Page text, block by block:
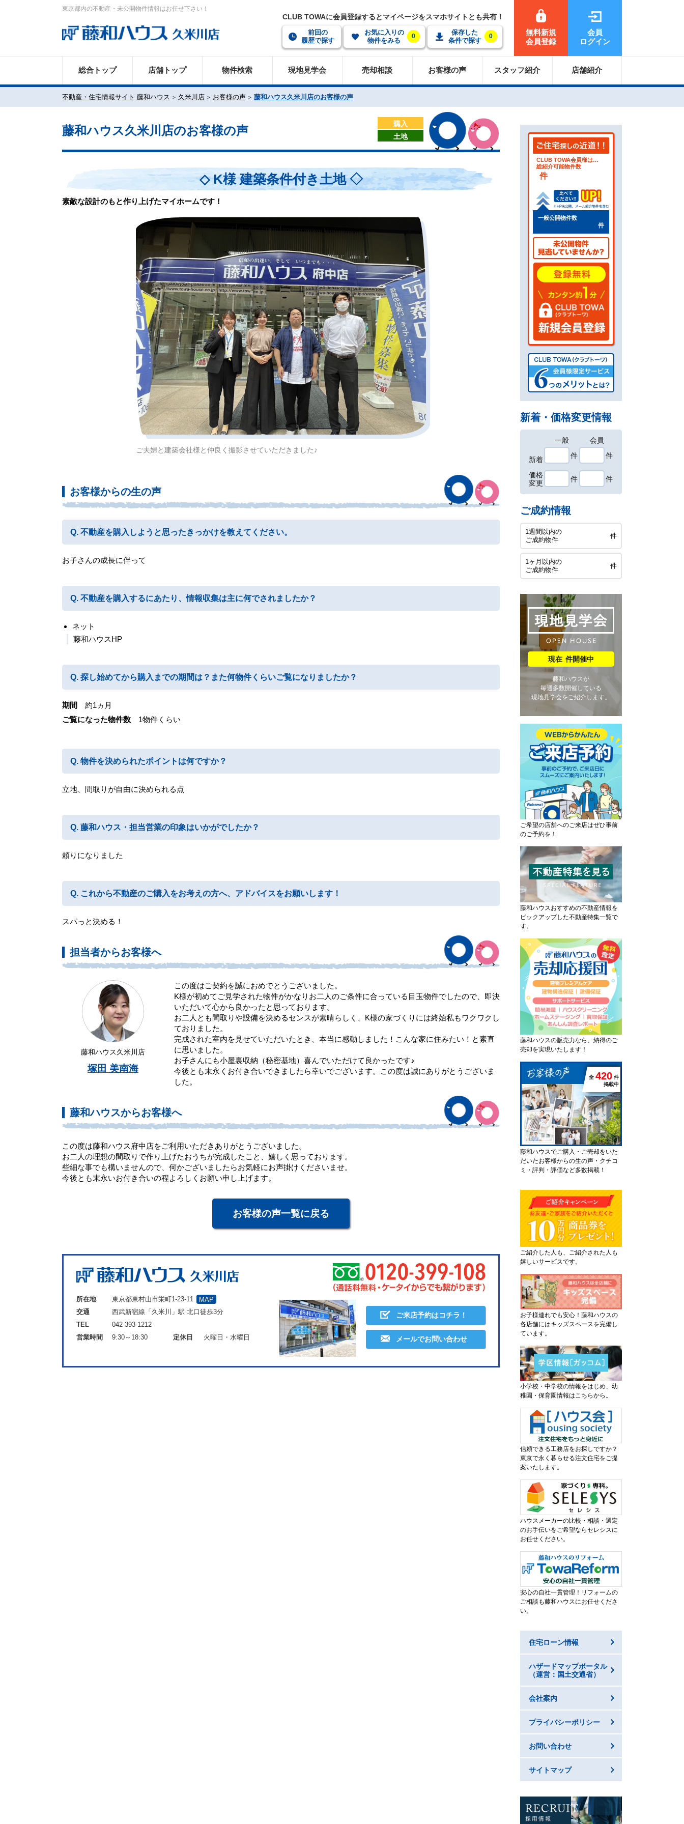
東京都内の不動産・未公開物件情報はお任せ下さい！
CLUB TOWAに会員登録するとマイページをスマホサイトとも共有！
前回の
履歴で探す
お気に入りの
物件をみる
0
保存した
条件で探す
0
無料新規
会員登録
会員
ログイン
総合トップ 店舗トップ 物件検索 現地見学会 売却相談 お客様の声 スタッフ紹介 店舗紹介
不動産・住宅情報サイト 藤和ハウス 久米川店 お客様の声 藤和ハウス久米川店のお客様の声
藤和ハウス久米川店のお客様の声
購入
土地
◇ K様 建築条件付き土地 ◇
素敵な設計のもと作り上げたマイホームです！
ご夫婦と建築会社様と仲良く撮影させていただきました♪
お客様からの生の声
不動産を購入しようと思ったきっかけを教えてください。
お子さんの成長に伴って
不動産を購入するにあたり、情報収集は主に何でされましたか？
ネット
藤和ハウスHP
探し始めてから購入までの期間は？また何物件くらいご覧になりましたか？
期間
約1ヵ月
ご覧になった物件数
1物件くらい
物件を決められたポイントは何ですか？
立地、間取りが自由に決められる点
藤和ハウス・担当営業の印象はいかがでしたか？
頼りになりました
これから不動産のご購入をお考えの方へ、アドバイスをお願いします！
スパっと決める！
担当者からお客様へ
藤和ハウス久米川店
塚田 美南海
この度はご契約を誠におめでとうございました。
K様が初めてご見学された物件がかなりお二人のご条件に合っている目玉物件でしたので、即決
いただいて心から良かったと思っております。
お二人とも間取りや設備を決めるセンスが素晴らしく、K様の家づくりには終始私もワクワクし
ておりました。
完成された室内を見せていただいたとき、本当に感動しました！こんな家に住みたい！と素直
に思いました。
お子さんにも小屋裏収納（秘密基地）喜んでいただけて良かったです♪
今後とも末永くお付き合いできましたら幸いでございます。この度は誠にありがとうございま
した。
藤和ハウスからお客様へ
この度は藤和ハウス府中店をご利用いただきありがとうございました。
お二人の理想の間取りで作り上げたおうちが完成したこと、嬉しく思っております。
些細な事でも構いませんので、何かございましたらお気軽にお声掛けくださいませ。
今後とも末永いお付き合いの程よろしくお願い申し上げます。
お客様の声一覧に戻る
所在地 東京都東村山市栄町1-23-11
MAP
交通
西武新宿線「久米川」駅 北口徒歩3分
TEL
042-393-1212
営業時間
9:30～18:30 定休日 火曜日・水曜日
ご来店予約はコチラ！
メールでお問い合わせ
CLUB TOWA会員様は…
総紹介可能物件数
件
一般公開物件数
件
新着・価格変更情報
一般 会員
新着
件 件
価格
変更
件 件
ご成約情報
1週間以内の
ご成約物件
件
1ヶ月以内の
ご成約物件
件
件開催中
藤和ハウスが
毎週多数開催している
現地見学会をご紹介します。
ご希望の店舗へのご来店はぜひ事前
のご予約を！
藤和ハウスおすすめの不動産情報を
ピックアップした不動産特集一覧で
す。
藤和ハウスの販売力なら、納得のご
売却を実現いたします！
全 420 件
掲載中
藤和ハウスでご購入・ご売却をいた
だいたお客様からの生の声・クチコ
ミ・評判・評価など多数掲載！
ご紹介した人も、ご紹介された人も
嬉しいサービスです。
お子様連れでも安心！藤和ハウスの
各店舗にはキッズスペースを完備し
ています。
小学校・中学校の情報をはじめ、幼
稚園・保育園情報はこちらから。
信頼できる工務店をお探しですか？
東京で永く暮らせる注文住宅をご提
案いたします。
ハウスメーカーの比較・相談・選定
のお手伝いをご希望ならセレシスに
お任せください。
安心の自社一貫管理！リフォームの
ご相談も藤和ハウスにお任せくださ
い。
住宅ローン情報
ハザードマップポータル
（運営：国土交通省）
会社案内
プライバシーポリシー
お問い合わせ
サイトマップ